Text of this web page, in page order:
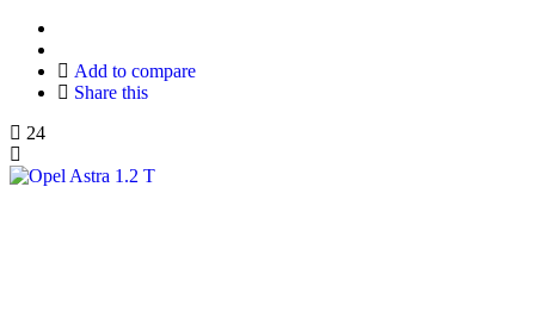
Add to compare
Share this
24